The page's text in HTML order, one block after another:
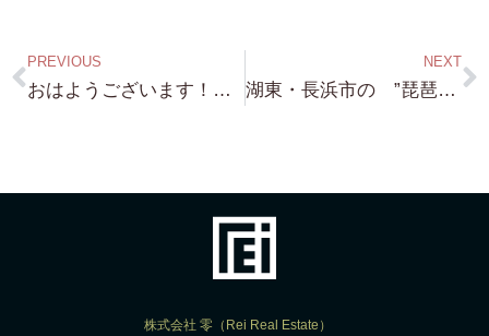
PREVIOUS
おはようございます！・今日は めちゃくちゃ暑くなりそうですね。琵琶湖浜付き物件の案内が、午後からあるので Water bottle 忘れずに！ 今日も 一日がんばります！
NEXT
湖東・長浜市の ”琵琶湖畔の一戸建て”・敷地約36坪・JR 長浜駅・田中駅近く・目の前が 琵琶湖の砂浜・長浜市の 琵琶湖花火が自宅から見れます⇒価格や詳細は LINE より問合せください！
株式会社 零（Rei Real Estate）